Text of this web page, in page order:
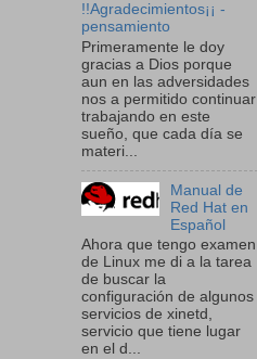
!!Agradecimientos¡¡ -
pensamiento
Primeramente le doy
gracias a Dios porque
aun en las adversidades
nos a permitido continuar
trabajando en este
sueño, que cada día se
materi...
Manual de
Red Hat en
Español
Ahora que tengo examen
de Linux me di a la tarea
de buscar la
configuración de algunos
servicios de xinetd,
servicio que tiene lugar
en el d...